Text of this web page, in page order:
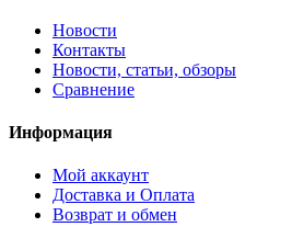
Новости
Контакты
Новости, статьи, обзоры
Сравнение
Информация
Мой аккаунт
Доставка и Оплата
Возврат и обмен